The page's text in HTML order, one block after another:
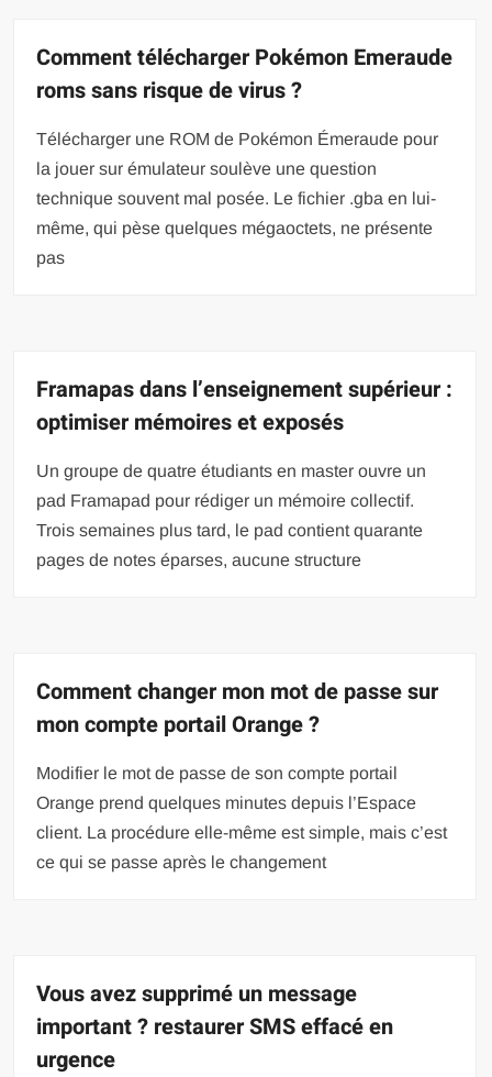
Comment télécharger Pokémon Emeraude
roms sans risque de virus ?
Télécharger une ROM de Pokémon Émeraude pour
la jouer sur émulateur soulève une question
technique souvent mal posée. Le fichier .gba en lui-
même, qui pèse quelques mégaoctets, ne présente
pas
Framapas dans l’enseignement supérieur :
optimiser mémoires et exposés
Un groupe de quatre étudiants en master ouvre un
pad Framapad pour rédiger un mémoire collectif.
Trois semaines plus tard, le pad contient quarante
pages de notes éparses, aucune structure
Comment changer mon mot de passe sur
mon compte portail Orange ?
Modifier le mot de passe de son compte portail
Orange prend quelques minutes depuis l’Espace
client. La procédure elle-même est simple, mais c’est
ce qui se passe après le changement
Vous avez supprimé un message
important ? restaurer SMS effacé en
urgence